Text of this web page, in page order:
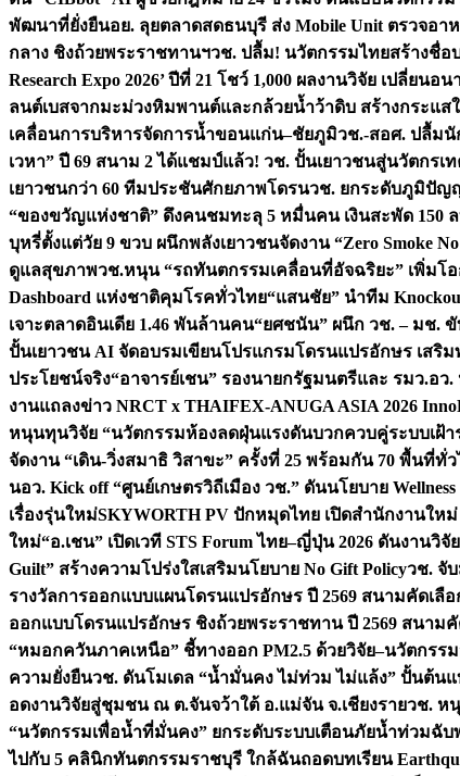
พัฒนาที่ยั่งยืนอย. ลุยตลาดสดธนบุรี ส่ง Mobile Unit ตรวจอ
กลาง ชิงถ้วยพระราชทานฯวช. ปลื้ม! นวัตกรรมไทยสร้างชื่อบ
Research Expo 2026’ ปีที่ 21 โชว์ 1,000 ผลงานวิจัย เปลี่ยนอ
ลนต์เบสจากมะม่วงหิมพานต์และกล้วยน้ำว้าดิบ สร้างกระแส
เคลื่อนการบริหารจัดการน้ำขอนแก่น–ชัยภูมิวช.-สอศ. ปลื้มนั
เวหา” ปี 69 สนาม 2 ได้แชมป์แล้ว! วช. ปั้นเยาวชนสู่นวัตกร
เยาวชนกว่า 60 ทีมประชันศักยภาพโดรนวช. ยกระดับภูมิปัญ
“ของขวัญแห่งชาติ” ดึงคนชมทะลุ 5 หมื่นคน เงินสะพัด 150
บุหรี่ตั้งแต่วัย 9 ขวบ ผนึกพลังเยาวชนจัดงาน “Zero Smoke
ดูแลสุขภาพวช.หนุน “รถทันตกรรมเคลื่อนที่อัจฉริยะ” เพิ่มโ
Dashboard แห่งชาติคุมโรคทั่วไทย“แสนชัย” นำทีม
เจาะตลาดอินเดีย 1.46 พันล้านคน“ยศชนัน” ผนึก วช. – มช.
ปั้นเยาวชน AI จัดอบรมเขียนโปรแกรมโดรนแปรอักษร เส
ประโยชน์จริง“อาจารย์เชน” รองนายกรัฐมนตรีและ รมว.
งานแถลงข่าว NRCT x THAIFEX-ANUGA ASIA 2026
หนุนทุนวิจัย “นวัตกรรมห้องลดฝุ่นแรงดันบวกควบคู่ระบบเฝ้า
จัดงาน “เดิน-วิ่งสมาธิ วิสาขะ” ครั้งที่ 25 พร้อมกัน 70 พื้นที่ทั่
นอว. Kick off “ศูนย์เกษตรวิถีเมือง วช.” ดันนโยบาย
เรื่องรุ่นใหม่SKYWORTH PV ปักหมุดไทย เปิดสำนักงานให
ใหม่“อ.เชน” เปิดเวที STS Forum ไทย–ญี่ปุ่น 2026 ดันงานวิ
Guilt” สร้างความโปร่งใสเสริมนโยบาย No Gift Policyวช. จั
รางวัลการออกแบบแผนโดรนแปรอักษร ปี 2569 สนามคัดเลื
ออกแบบโดรนแปรอักษร ชิงถ้วยพระราชทาน ปี 2569 สนาม
“หมอกควันภาคเหนือ” ชี้ทางออก PM2.5 ด้วยวิจัย–นวัตกรรม
ความยั่งยืนวช. ดันโมเดล “น้ำมั่นคง ไม่ท่วม ไม่แล้ง” ปั้นต้นแ
อดงานวิจัยสู่ชุมชน ณ ต.จันจว้าใต้ อ.แม่จัน จ.เชียงรายวช. ห
“นวัตกรรมเพื่อน้ำที่มั่นคง” ยกระดับระบบเตือนภัยน้ำท่วม
ไปกับ 5 คลินิกทันตกรรมราชบุรี ใกล้ฉันถอดบทเรียน